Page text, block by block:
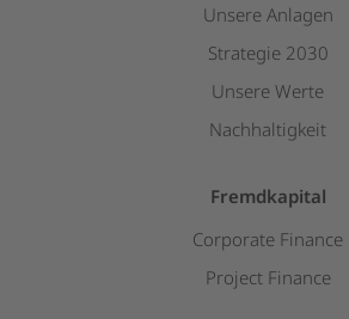
Unsere Anlagen
Strategie 2030
Unsere Werte
Nachhaltigkeit
Fremdkapital
Corporate Finance
Project Finance